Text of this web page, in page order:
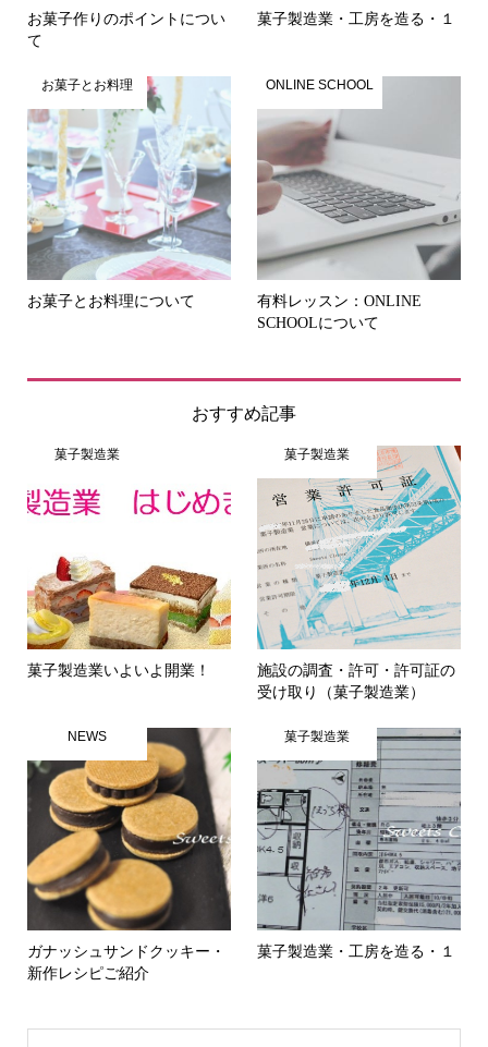
お菓子作りのポイントについ
て
菓子製造業・工房を造る・１
お菓子とお料理
お菓子とお料理について
ONLINE SCHOOL
有料レッスン：ONLINE
SCHOOLについて
おすすめ記事
菓子製造業
菓子製造業いよいよ開業！
菓子製造業
施設の調査・許可・許可証の
受け取り（菓子製造業）
NEWS
ガナッシュサンドクッキー・
新作レシピご紹介
菓子製造業
菓子製造業・工房を造る・１